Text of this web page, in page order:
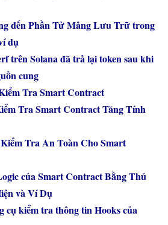
đến Phần Tử Mảng Lưu Trữ trong
dụ
trên Solana đã trả lại token sau khi
cung
Tra Smart Contract
Tra Smart Contract Tăng Tính
Tra An Toàn Cho Smart
của Smart Contract Bằng Thủ
và Ví Dụ
cụ kiểm tra thông tin Hooks của